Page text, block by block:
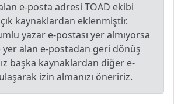
e-posta adresi TOAD ekibi
kaynaklardan eklenmiştir.
yazar e-postası yer almıyorsa
yer alan e-postadan geri dönüş
başka kaynaklardan diğer e-
izin almanızı öneririz.